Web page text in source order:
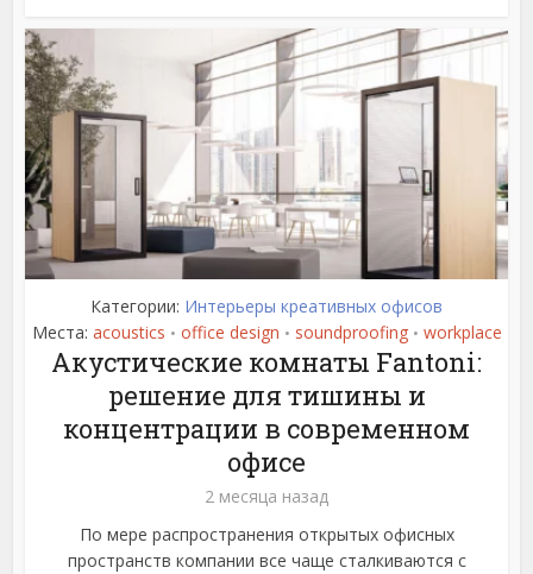
Категории: Интерьеры креативных офисов
Места: acoustics • office design • soundproofing • workplace
Акустические комнаты Fantoni:
решение для тишины и
концентрации в современном
офисе
2 месяца назад
По мере распространения открытых офисных
пространств компании все чаще сталкиваются с